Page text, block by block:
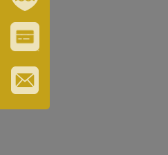
ERZSÉBET
GYÓGYFÜRDŐ
ÉS
TURISZTIKAI
KÁRTYA